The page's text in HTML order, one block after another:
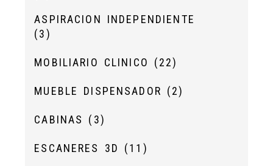
ASPIRACION INDEPENDIENTE
(3)
MOBILIARIO CLINICO (22)
MUEBLE DISPENSADOR (2)
CABINAS (3)
ESCANERES 3D (11)